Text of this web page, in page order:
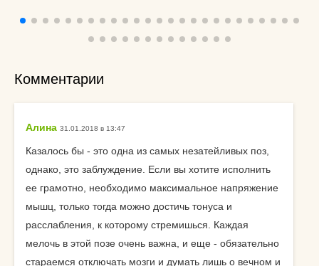
Комментарии
Алина 31.01.2018 в 13:47
Казалось бы - это одна из самых незатейливых поз,
однако, это заблуждение. Если вы хотите исполнить
ее грамотно, необходимо максимальное напряжение
мышц, только тогда можно достичь тонуса и
расслабления, к которому стремишься. Каждая
мелочь в этой позе очень важна, и еще - обязательно
стараемся отключать мозги и думать лишь о вечном и